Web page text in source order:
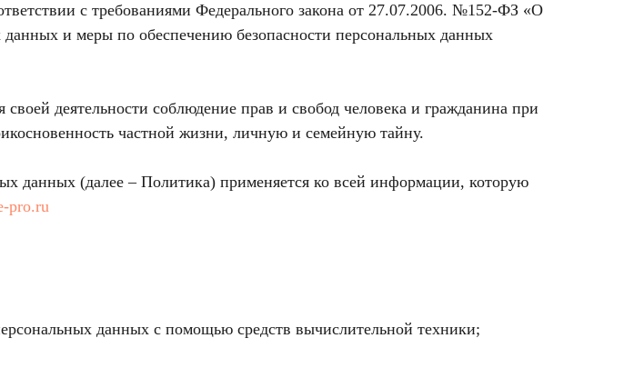
с требованиями Федерального закона от 27.07.2006. №152-ФЗ «О
и меры по обеспечению безопасности персональных данных
деятельности соблюдение прав и свобод человека и гражданина при
частной жизни, личную и семейную тайну.
данных (далее – Политика) применяется ко всей информации, которую
pro.ru
данных с помощью средств вычислительной техники;